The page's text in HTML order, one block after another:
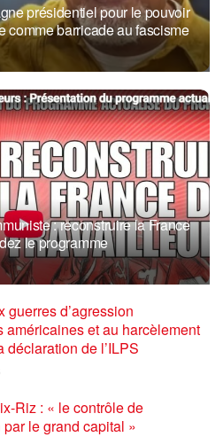
présidentiel pour le pouvoir
comme barricade au fascisme
: reconstruire la France
le programme
guerres d’agression
américaines et au harcèlement
déclaration de l’ILPS
Riz : « le contrôle de
par le grand capital »